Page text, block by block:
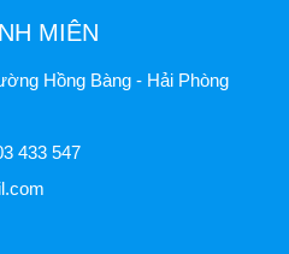
MIÊN
Hồng Bàng - Hải Phòng
433 547